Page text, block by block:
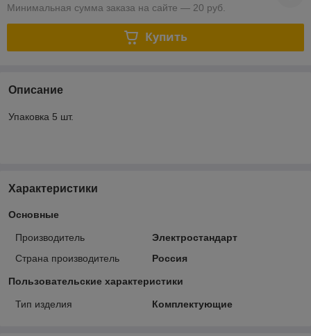
Минимальная сумма заказа на сайте — 20 руб.
Купить
Описание
Упаковка 5 шт.
Характеристики
Основные
Производитель
Электростандарт
Страна производитель
Россия
Пользовательские характеристики
Тип изделия Комплектующие